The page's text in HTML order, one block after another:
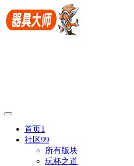
首页1
社区99
所有版块
玩杯之道